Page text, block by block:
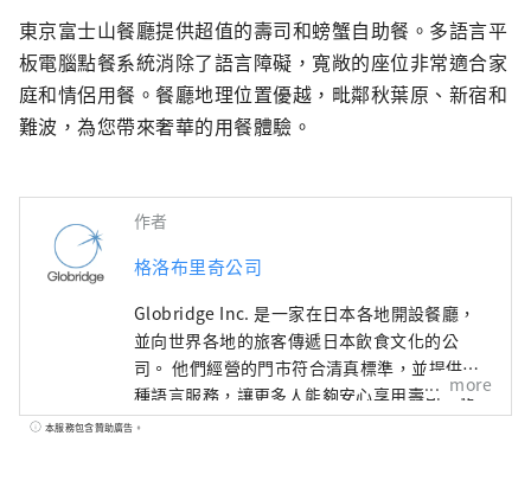
東京富士山餐廳提供超值的壽司和螃蟹自助餐。多語言平
板電腦點餐系統消除了語言障礙，寬敞的座位非常適合家
庭和情侶用餐。餐廳地理位置優越，毗鄰秋葉原、新宿和
難波，為您帶來奢華的用餐體驗。
作者
格洛布里奇公司
Globridge Inc. 是一家在日本各地開設餐廳，
並向世界各地的旅客傳遞日本飲食文化的公
司。 他們經營的門市符合清真標準，並提供多
種語言服務，讓更多人能夠安心享用壽司、螃
蟹、和牛等日本獨有的豐盛奢華美食。 本帳號
more
本服務包含贊助廣告。